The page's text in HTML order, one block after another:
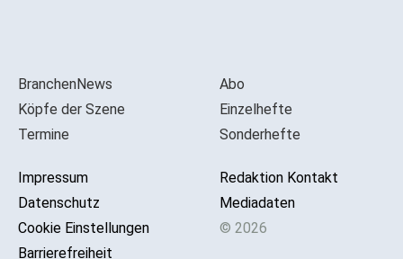
BranchenNews
Köpfe der Szene
Termine
Impressum
Datenschutz
Cookie Einstellungen
Barrierefreiheit
Abo
Einzelhefte
Sonderhefte
Redaktion Kontakt
Mediadaten
© 2026